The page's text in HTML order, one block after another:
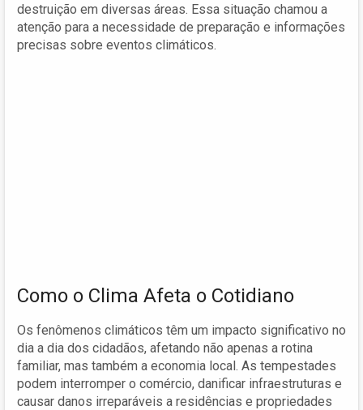
destruição em diversas áreas. Essa situação chamou a
atenção para a necessidade de preparação e informações
precisas sobre eventos climáticos.
Como o Clima Afeta o Cotidiano
Os fenômenos climáticos têm um impacto significativo no
dia a dia dos cidadãos, afetando não apenas a rotina
familiar, mas também a economia local. As tempestades
podem interromper o comércio, danificar infraestruturas e
causar danos irreparáveis a residências e propriedades